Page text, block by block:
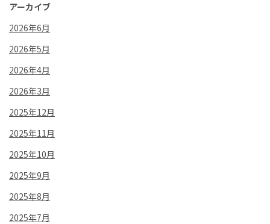
アーカイブ
2026年6月
2026年5月
2026年4月
2026年3月
2025年12月
2025年11月
2025年10月
2025年9月
2025年8月
2025年7月